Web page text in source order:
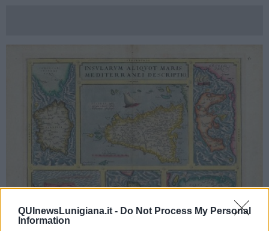
QUInewsLunigiana.it - Do Not Process My Personal
Information